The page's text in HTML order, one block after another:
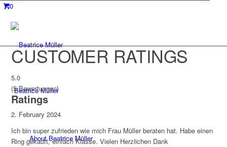
0
Beatrice Müller
About Beatrice Müller
CUSTOMER RATINGS
5.0
(5 Bewertungen}
Ratings
2. February 2024
Ich bin super zufrieden wie mich Frau Müller beraten hat. Habe einen
Ring gekauft, einfach Klasse. Vielen Herzlichen Dank